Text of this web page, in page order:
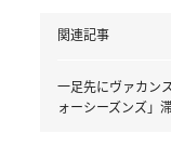
関連記事
一足先にヴァカン
ォーシーズンズ」